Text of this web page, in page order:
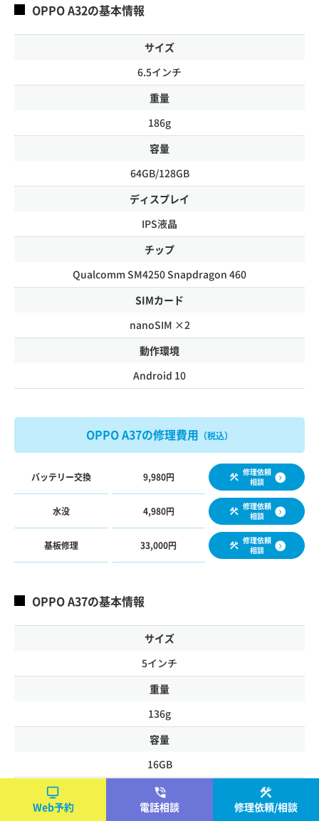
OPPO A32の基本情報
サイズ
6.5インチ
重量
186g
容量
64GB/128GB
ディスプレイ
IPS液晶
チップ
Qualcomm SM4250 Snapdragon 460
SIMカード
nanoSIM ×2
動作環境
Android 10
OPPO A37の修理費用 （税込）
バッテリー交換 9,980円
修理依頼
相談
水没 4,980円
修理依頼
相談
基板修理 33,000円
修理依頼
相談
OPPO A37の基本情報
サイズ
5インチ
重量
136g
容量
16GB
ディスプレイ
IPS液晶
Web予約 電話相談 修理依頼/相談